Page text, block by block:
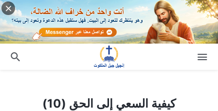
كيفية السعي إلى الحق (10)